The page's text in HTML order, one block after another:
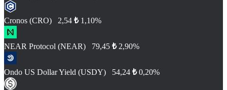
Cronos (CRO) 2,54 ₺ 1,10%
NEAR Protocol (NEAR) 79,45 ₺ 2,90%
Ondo US Dollar Yield (USDY) 54,24 ₺ 0,20%